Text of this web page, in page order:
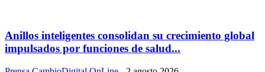
Anillos inteligentes consolidan su crecimiento global
impulsados por funciones de salud...